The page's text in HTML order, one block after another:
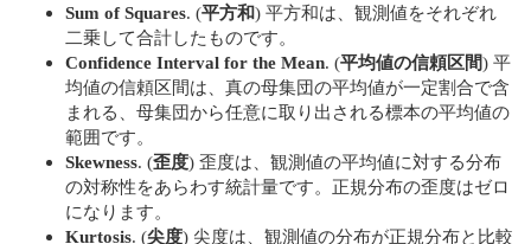
Sum of Squares. (平方和) 平方和は、観測値をそれぞれ
二乗して合計したものです。
Confidence Interval for the Mean. (平均値の信頼区間) 平
均値の信頼区間は、真の母集団の平均値が一定割合で含
まれる、母集団から任意に取り出される標本の平均値の
範囲です。
Skewness. (歪度) 歪度は、観測値の平均値に対する分布
の対称性をあらわす統計量です。正規分布の歪度はゼロ
になります。
Kurtosis. (尖度) 尖度は、観測値の分布が正規分布と比較